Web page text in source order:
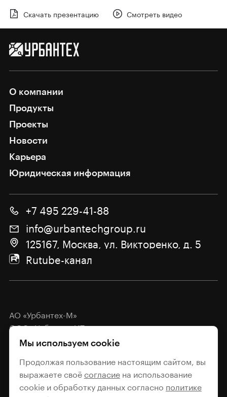
Скачать презентацию Смотреть видео
О компании
Продукты
Проекты
Новости
Карьера
Юридическая информация
+7 495 229-41-88
info@urbantechgroup.ru
125167, Москва, ул. Викторенко, д. 5
Rutube-канал
АО «Урбантех-М»
ООО «Урбантех-ИТ»
Политика обработки
персональных данных
Согласие на обработку
персональных данных
Мы используем cookie
Продолжая пользование настоящим сайтом, вы
выражаете своё согласиена использование
cookie и обработку данных согласно политике